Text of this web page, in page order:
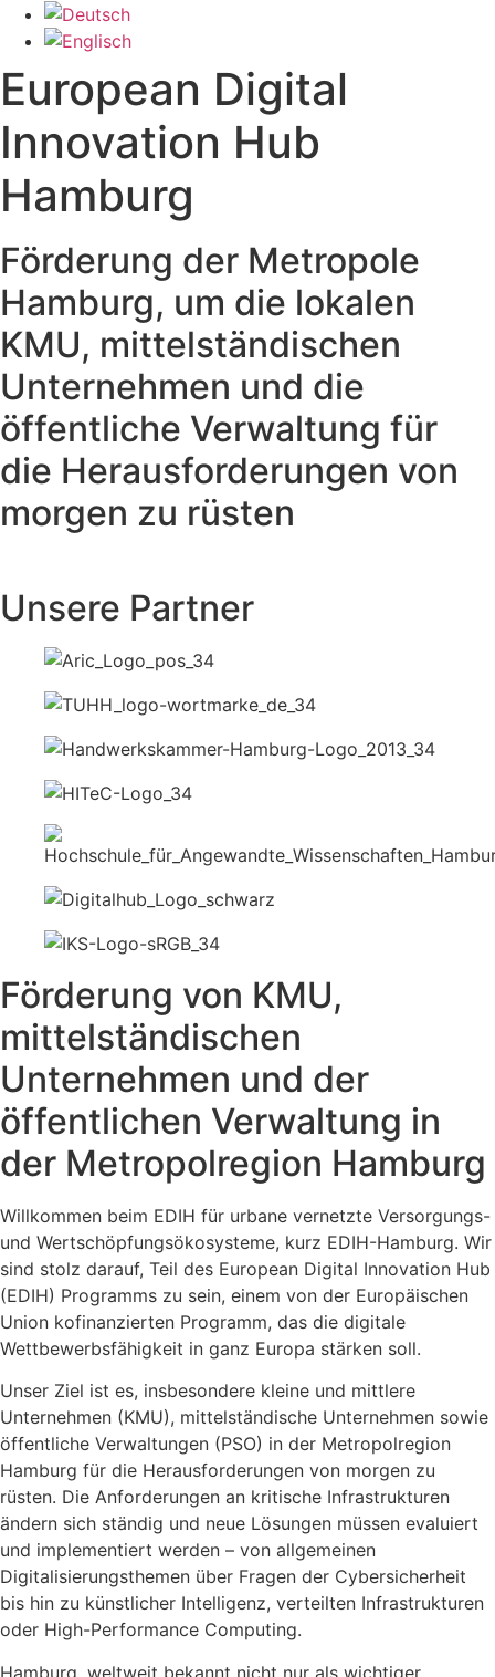
European Digital
Innovation Hub
Hamburg
Förderung der Metropole
Hamburg, um die lokalen
KMU, mittelständischen
Unternehmen und die
öffentliche Verwaltung für
die Herausforderungen von
morgen zu rüsten
Unsere Partner
Förderung von KMU,
mittelständischen
Unternehmen und der
öffentlichen Verwaltung in
der Metropolregion Hamburg
Willkommen beim EDIH für urbane vernetzte Versorgungs-
und Wertschöpfungsökosysteme, kurz EDIH-Hamburg. Wir
sind stolz darauf, Teil des European Digital Innovation Hub
(EDIH) Programms zu sein, einem von der Europäischen
Union kofinanzierten Programm, das die digitale
Wettbewerbsfähigkeit in ganz Europa stärken soll.
Unser Ziel ist es, insbesondere kleine und mittlere
Unternehmen (KMU), mittelständische Unternehmen sowie
öffentliche Verwaltungen (PSO) in der Metropolregion
Hamburg für die Herausforderungen von morgen zu
rüsten. Die Anforderungen an kritische Infrastrukturen
ändern sich ständig und neue Lösungen müssen evaluiert
und implementiert werden – von allgemeinen
Digitalisierungsthemen über Fragen der Cybersicherheit
bis hin zu künstlicher Intelligenz, verteilten Infrastrukturen
oder High-Performance Computing.
Hamburg, weltweit bekannt nicht nur als wichtiger